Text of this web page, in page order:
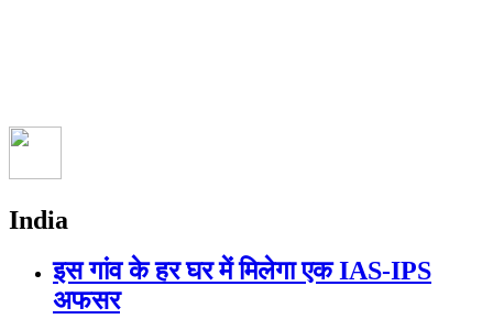
India
इस गांव के हर घर में मिलेगा एक IAS-IPS
अफसर